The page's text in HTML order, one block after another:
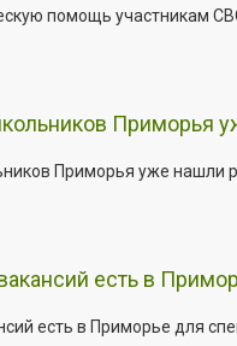
помощь участникам
Приморья
Приморья уже нашли
есть в
есть в Приморье для